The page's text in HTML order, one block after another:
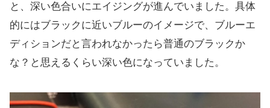
と、深い色合いにエイジングが進んでいました。具体
的にはブラックに近いブルーのイメージで、ブルーエ
ディションだと言われなかったら普通のブラックか
な？と思えるくらい深い色になっていました。